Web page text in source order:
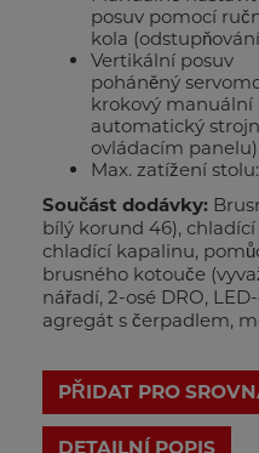
posuv pomocí
kola
Vertikální posuv
poháněný
krokový manuální
automatický
ovládacím panelu)
Max. zatížení
Součást dodávky:
bílý korund 46),
chladící kapalinu,
brusného kotouče
nářadí, 2-osé DRO,
agregát s čerpadlem,
PŘIDAT PRO
DETAILNÍ POPIS